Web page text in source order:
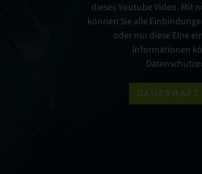
dieses Youtube Video. Mit
können Sie alle
oder nur diese Eine
Informationen
DAUERHAFT